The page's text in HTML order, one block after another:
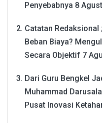
Penyebabnya 8
Catatan
Beban Biaya?
Secara Objektif 7
Dari Guru Bengkel
Muhammad
Pusat Inovasi